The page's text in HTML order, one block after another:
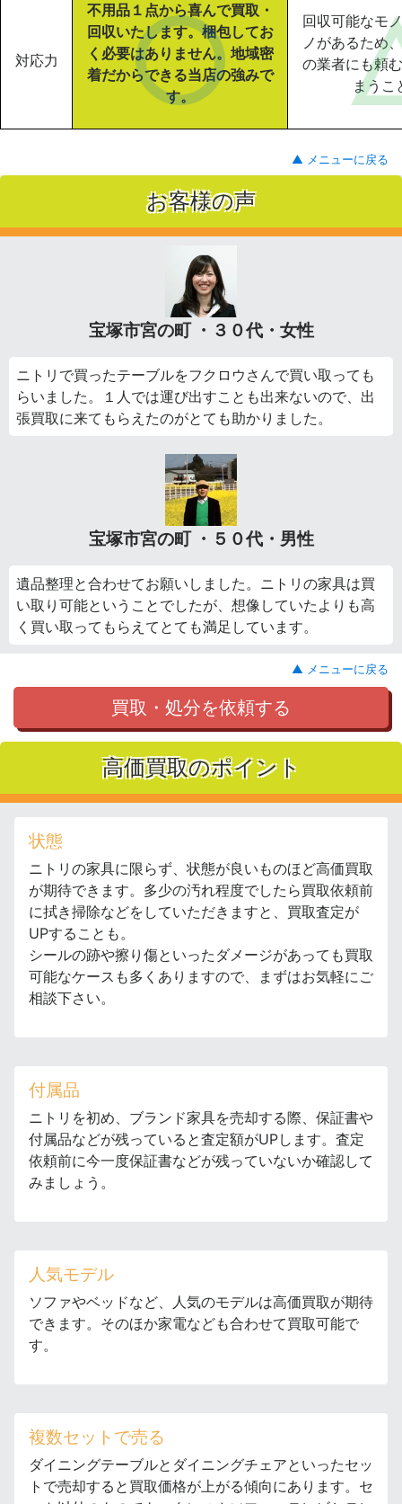
対応力
不用品１点から喜んで買取・
回収いたします。梱包してお
く必要はありません。地域密
着だからできる当店の強みで
す。
回収可能なモ
ノがあるため
の業者にも頼
まうこ
▲ メニューに戻る
お客様の声
宝塚市宮の町 ・３０代・女性
ニトリで買ったテーブルをフクロウさんで買い取っても
らいました。１人では運び出すことも出来ないので、出
張買取に来てもらえたのがとても助かりました。
宝塚市宮の町 ・５０代・男性
遺品整理と合わせてお願いしました。ニトリの家具は買
い取り可能ということでしたが、想像していたよりも高
く買い取ってもらえてとても満足しています。
▲ メニューに戻る
買取・処分を依頼する
高価買取のポイント
状態
ニトリの家具に限らず、状態が良いものほど高価買取
が期待できます。多少の汚れ程度でしたら買取依頼前
に拭き掃除などをしていただきますと、買取査定が
UPすることも。
シールの跡や擦り傷といったダメージがあっても買取
可能なケースも多くありますので、まずはお気軽にご
相談下さい。
付属品
ニトリを初め、ブランド家具を売却する際、保証書や
付属品などが残っていると査定額がUPします。査定
依頼前に今一度保証書などが残っていないか確認して
みましょう。
人気モデル
ソファやベッドなど、人気のモデルは高価買取が期待
できます。そのほか家電なども合わせて買取可能で
す。
複数セットで売る
ダイニングテーブルとダイニングチェアといったセッ
トで売却すると買取価格が上がる傾向にあります。セ